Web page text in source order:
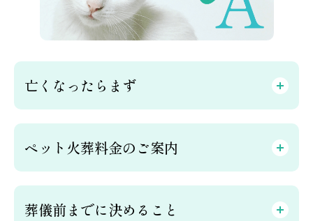
亡くなったらまず
ペット火葬料金のご案内
葬儀前までに決めること